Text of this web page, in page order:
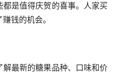
是值得庆贺的喜事。人家买
钱的机会。
最新的糖果品种、口味和价